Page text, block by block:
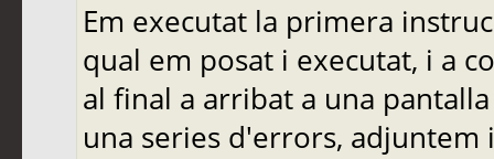
Em executat la primera
qual em posat i executat, i a
al final a arribat a una
una series d'errors, adjuntem